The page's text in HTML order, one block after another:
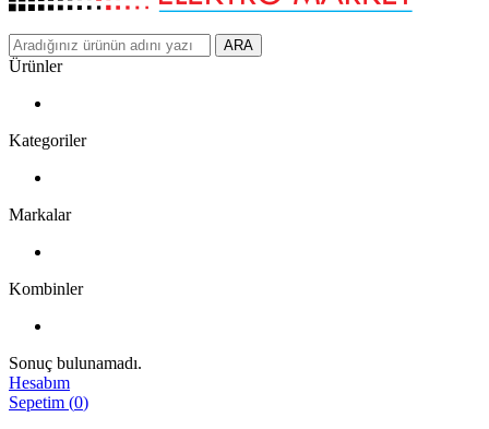
ARA
Ürünler
Kategoriler
Markalar
Kombinler
Sonuç bulunamadı.
Hesabım
Sepetim (0)